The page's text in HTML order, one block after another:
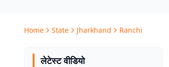
Home State Jharkhand Ranchi
लेटेस्ट वीडियो